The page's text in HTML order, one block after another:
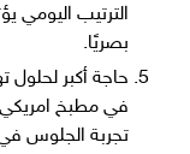
الترتيب اليومي
بصريًا.
حاجة أكبر لحلول
في مطبخ امريكي
تجربة الجلوس